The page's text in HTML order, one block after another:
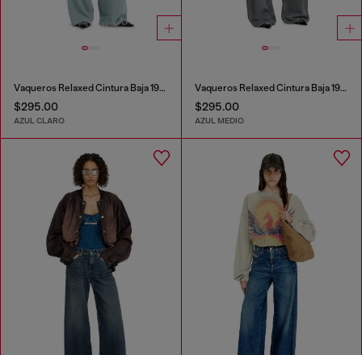
Vaqueros Relaxed Cintura Baja 1996 D-Sire
$295.00
AZUL CLARO
Vaqueros Relaxed Cintura Baja 1996 D-Sire
$295.00
AZUL MEDIO